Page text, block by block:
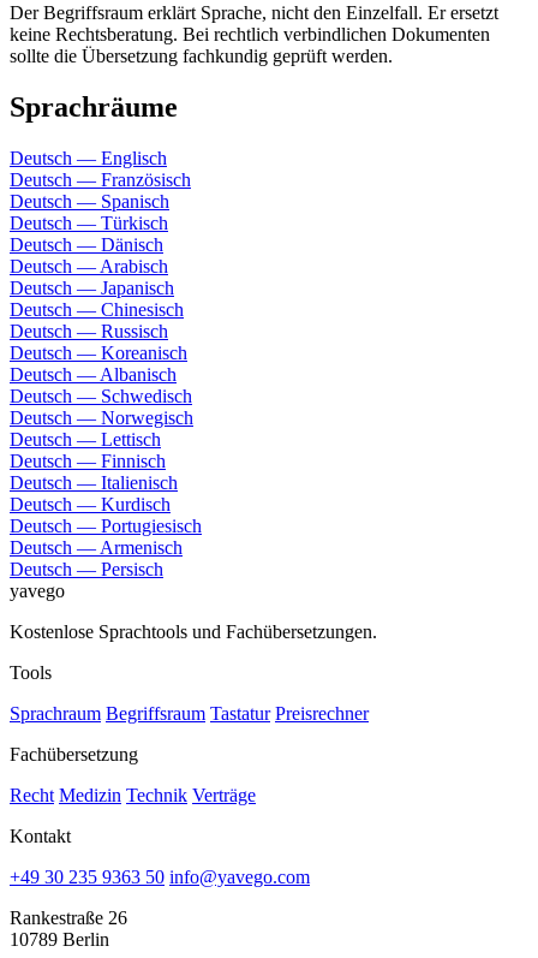
Der Begriffsraum erklärt Sprache, nicht den Einzelfall. Er ersetzt
keine Rechtsberatung. Bei rechtlich verbindlichen Dokumenten
sollte die Übersetzung fachkundig geprüft werden.
Sprachräume
Deutsch — Englisch
Deutsch — Französisch
Deutsch — Spanisch
Deutsch — Türkisch
Deutsch — Dänisch
Deutsch — Arabisch
Deutsch — Japanisch
Deutsch — Chinesisch
Deutsch — Russisch
Deutsch — Koreanisch
Deutsch — Albanisch
Deutsch — Schwedisch
Deutsch — Norwegisch
Deutsch — Lettisch
Deutsch — Finnisch
Deutsch — Italienisch
Deutsch — Kurdisch
Deutsch — Portugiesisch
Deutsch — Armenisch
Deutsch — Persisch
yavego
Kostenlose Sprachtools und Fachübersetzungen.
Tools
Sprachraum Begriffsraum Tastatur Preisrechner
Fachübersetzung
Recht Medizin Technik Verträge
Kontakt
+49 30 235 9363 50 info@yavego.com
Rankestraße 26
10789 Berlin